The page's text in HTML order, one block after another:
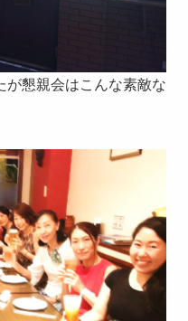
が懇親会はこんな素敵な